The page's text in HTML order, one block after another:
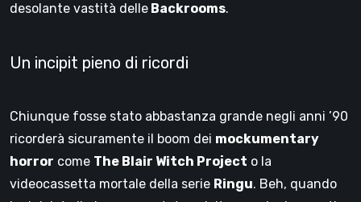
desolante vastità delle Backrooms.
Un incipit pieno di ricordi
Chiunque fosse stato abbastanza grande negli anni ’90
ricorderà sicuramente il boom dei mockumentary
horror come The Blair Witch Project o la
videocassetta mortale della serie Ringu. Beh, quando